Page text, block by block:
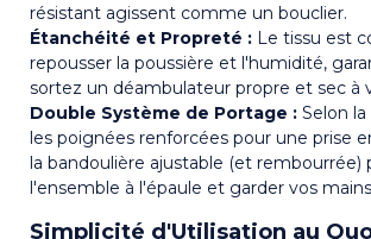
résistant agissent comme un bouclier.
Étanchéité et Propreté : Le tissu est
repousser la poussière et l'humidité,
sortez un déambulateur propre et sec à
Double Système de Portage : Selon
les poignées renforcées pour une prise
la bandoulière ajustable (et rembourrée)
l'ensemble à l'épaule et garder vos
Simplicité d'Utilisation au